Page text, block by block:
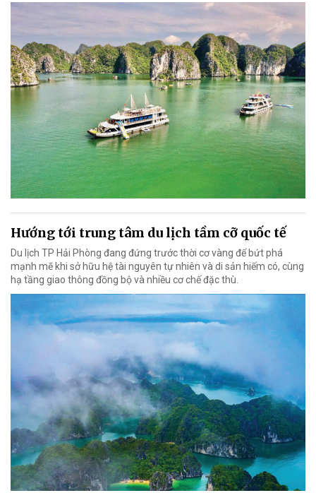
Hướng tới trung tâm du lịch tầm cỡ quốc tế
Du lịch TP Hải Phòng đang đứng trước thời cơ vàng để bứt phá
mạnh mẽ khi sở hữu hệ tài nguyên tự nhiên và di sản hiếm có, cùng
hạ tầng giao thông đồng bộ và nhiều cơ chế đặc thù.